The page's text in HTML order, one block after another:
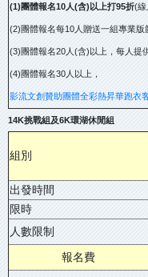
(1)團體報名10人(含)以上打95折(線
(2)團體報名每10人贈送一組專業版
(3)團體報名20人(含)以上，每人提
(4)團體報名30人以上，
影流文創贊助團體全彩熱昇華跑衣
14K挑戰組及6K環湖休閒組
組別
出發時間
限時
人數限制
報名費